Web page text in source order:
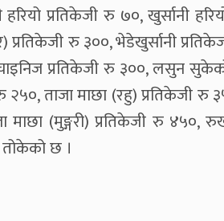
प्रतिकेजी रु ७०, खुर्सानी
प्रतिकेजी रु ३००, भेडेखुर्सानी
प्रतिकेजी रु ३००, लसुन
ताजा माछा (रहु) प्रतिकेजी रु
माछा (मुङ्गरी) प्रतिकेजी रु ४५०,
तोकेको छ ।